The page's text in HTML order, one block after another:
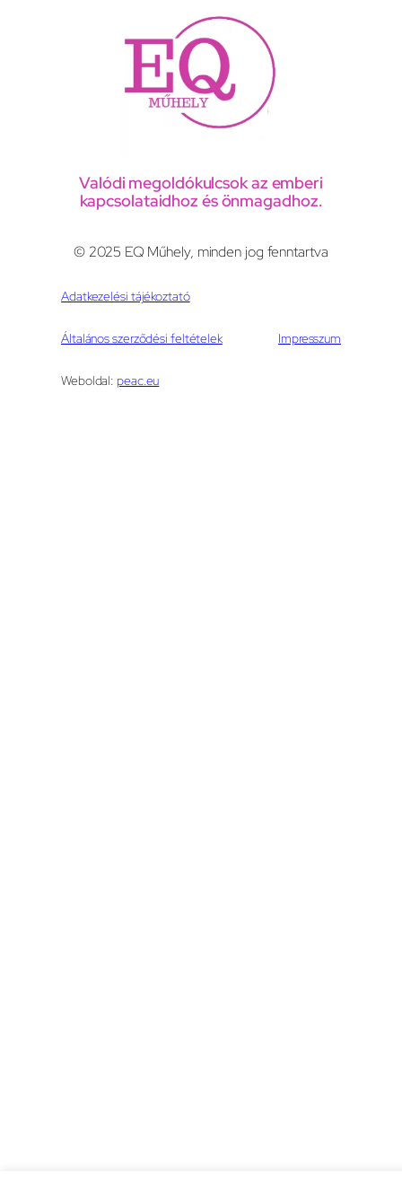
Valódi megoldókulcsok az emberi
kapcsolataidhoz és önmagadhoz.
© 2025 EQ Műhely, minden jog fenntartva
Adatkezelési tájékoztató
Általános szerződési feltételek Impresszum
Weboldal: peac.eu